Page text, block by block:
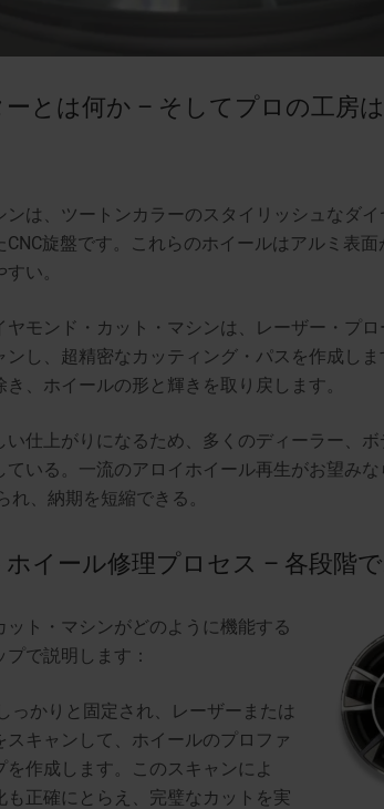
とは何か – そしてプロの工房
ンは、ツートンカラーのスタイリッシュなダ
CNC旋盤です。これらのホイールはアルミ表
い。
モンド・カット・マシンは、レーザー・プ
ンし、超精密なカッティング・パスを作成し
、ホイールの形と輝きを取り戻します。
仕上がりになるため、多くのディーラー、
いる。一流のアロイホイール再生がお望みな
れ、納期を短縮できる。
イール修理プロセス – 各段階
ット・マシンがどのように機能する
で説明します：
っかりと固定され、レーザーまたは
キャンして、ホイールのプロファ
作成します。このスキャンによ
も正確にとらえ、完璧なカットを実